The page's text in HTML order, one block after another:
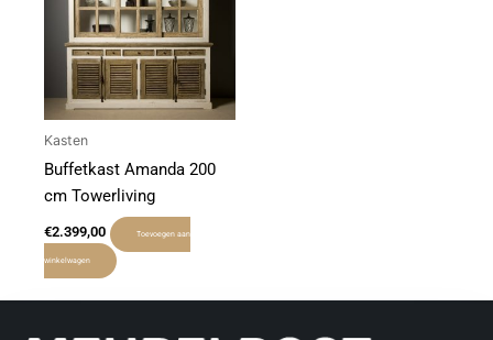
Kasten
Buffetkast Amanda 200
cm Towerliving
€2.399,00 Toevoegen aan
winkelwagen